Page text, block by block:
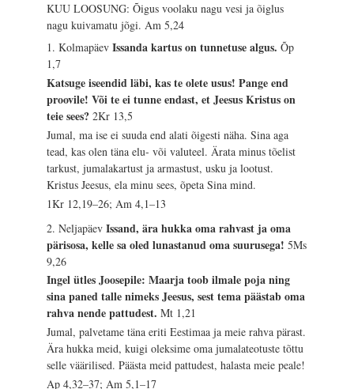
KUU LOOSUNG: Õigus voolaku nagu vesi ja õiglus
nagu kuivamatu jõgi.Am 5,24
1. KolmapäevIssanda kartus on tunnetuse algus.Õp
1,7
Katsuge iseendid läbi, kas te olete usus! Pange end
proovile! Või te ei tunne endast, et Jeesus Kristus on
teie sees?2Kr 13,5
Jumal, ma ise ei suuda end alati õigesti näha. Sina aga
tead, kas olen täna elu- või valuteel. Ärata minus tõelist
tarkust, jumalakartust ja armastust, usku ja lootust.
Kristus Jeesus, ela minu sees, õpeta Sina mind.
1Kr 12,19–26; Am 4,1–13
2. NeljapäevIssand, ära hukka oma rahvast ja oma
pärisosa, kelle sa oled lunastanud oma suurusega!5Ms
9,26
Ingel ütles Joosepile: Maarja toob ilmale poja ning
sina paned talle nimeks Jeesus, sest tema päästab oma
rahva nende pattudest.Mt 1,21
Jumal, palvetame täna eriti Eestimaa ja meie rahva pärast.
Ära hukka meid, kuigi oleksime oma jumalateotuste tõttu
selle väärilised. Päästa meid pattudest, halasta meie peale!
Ap 4,32–37; Am 5,1–17